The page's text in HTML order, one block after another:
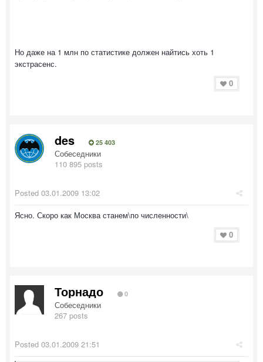
Но даже на 1 млн по статистике должен найтись хоть 1
экстрасенс.
0
des 25 403
Собеседники
110 895 posts
Posted 03.01.2009 13:02
Ясно. Скоро как Москва станем\по численности\
0
Торнадо 0
Собеседники
267 posts
Posted 03.01.2009 21:51